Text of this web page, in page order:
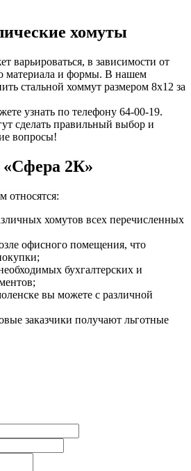
хомуты
варьироваться, в зависимости от
материала и формы. В нашем
стальной хоммут размером 8х12 за
узнать по телефону 64-00-19.
сделать правильный выбор и
вопросы!
2К»
относятся:
хомутов всех перечисленных
офисного помещения, что
бухгалтерских и
вы можете с различной
заказчики получают льготные